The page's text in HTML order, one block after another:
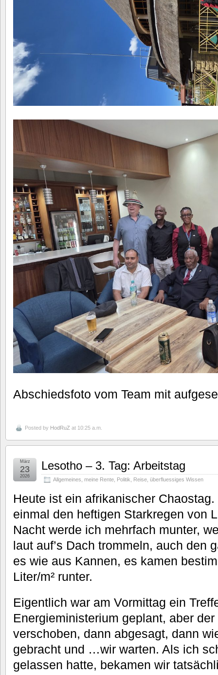
Abschiedsfoto vom Team mit
Posted by HodRuZ at 10:25 a.m.
Lesotho – 3. Tag: Arbeitstag
Allgemeines meine Rente Politik Reise überfluessiges Wissen
März
23
2026
Heute ist ein afrikanischer
einmal den heftigen Starkregen von
Nacht werde ich mehrfach munter,
laut auf’s Dach trommeln, auch den
es wie aus Kannen, es kamen
Liter/m² runter.
Eigentlich war am Vormittag ein
Energieministerium geplant, aber
verschoben, dann abgesagt, dann
gebracht und …wir warten. Als ich
gelassen hatte, bekamen wir